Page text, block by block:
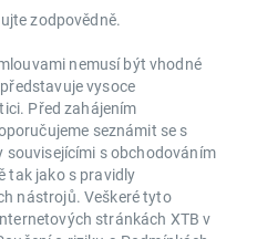
zodpovědně.
nemusí být vhodné
vysoce
Před zahájením
seznámit se s
s obchodováním
tak jako s pravidly
nástrojů. Veškeré tyto
stránkách XTB v